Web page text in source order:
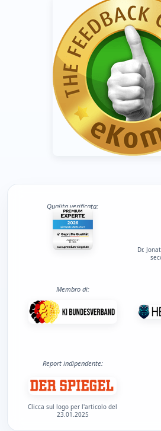
Qualita verificata:
Dr.
Membro di:
Report indipendente:
Clicca sul logo per l'articolo del
23.01.2025